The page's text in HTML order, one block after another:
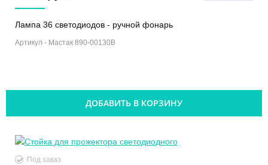
Лампа 36 светодиодов - ручной фонарь
Артикул - Mастак 890-00130B
ДОБАВИТЬ В КОРЗИНУ
Под заказ